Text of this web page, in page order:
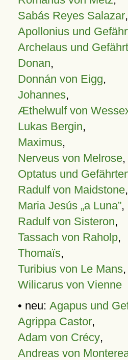
Sabás Reyes Salazar,
Apollonius und
Archelaus und
Donan,
Donnán von Eigg,
Johannes,
Æthelwulf von
Lukas Bergin,
Maximus,
Nerveus von Melrose,
Optatus und
Radulf von Maidstone,
Maria Jesús „a Luna”,
Radulf von Sisteron,
Tassach von Raholp,
Thomaïs,
Turibius von Le Mans,
Wilicarus von Vienne
• neu: Agapus und
Agrippa Castor,
Adam von Crécy,
Andreas von